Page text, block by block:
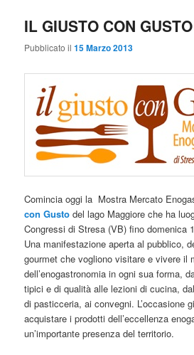
IL GIUSTO CON GUSTO
Pubblicato il15 Marzo 2013
Comincia oggi la Mostra Mercato
con Gusto del lago Maggiore che ha
Congressi di Stresa (VB) fino domenica
Una manifestazione aperta al pubblico,
gourmet che vogliono visitare e vivere il
dell’enogastronomia in ogni sua forma,
tipici e di qualità alle lezioni di cucina,
di pasticceria, ai convegni. L’occasione
acquistare i prodotti dell’eccellenza
un’importante presenza del territorio.